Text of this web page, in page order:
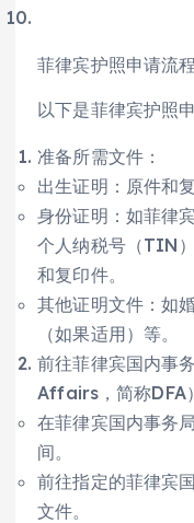
菲律宾护照申请流程
以下是菲律宾护照
准备所需文件：
出生证明：原件和复
身份证明：如菲律
个人纳税号（TIN
和复印件。
其他证明文件：如
（如果适用）等。
前往菲律宾国内
Affairs，简称DFA
在菲律宾国内事务
间。
前往指定的菲律宾
文件。